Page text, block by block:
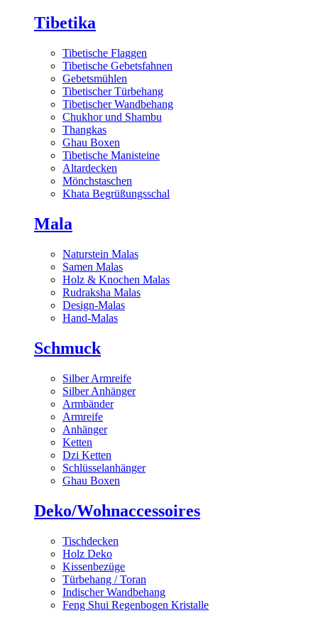
Tibetika
Tibetische Flaggen
Tibetische Gebetsfahnen
Gebetsmühlen
Tibetischer Türbehang
Tibetischer Wandbehang
Chukhor und Shambu
Thangkas
Ghau Boxen
Tibetische Manisteine
Altardecken
Mönchstaschen
Khata Begrüßungsschal
Mala
Naturstein Malas
Samen Malas
Holz & Knochen Malas
Rudraksha Malas
Design-Malas
Hand-Malas
Schmuck
Silber Armreife
Silber Anhänger
Armbänder
Armreife
Anhänger
Ketten
Dzi Ketten
Schlüsselanhänger
Ghau Boxen
Deko/Wohnaccessoires
Tischdecken
Holz Deko
Kissenbezüge
Türbehang / Toran
Indischer Wandbehang
Feng Shui Regenbogen Kristalle